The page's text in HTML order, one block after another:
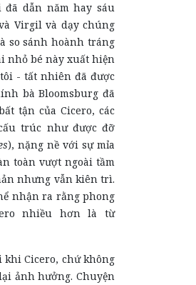
dẫn năm hay sáu
Virgil và dạy chúng
so sánh hoành tráng
nhỏ bé này xuất hiện
- tất nhiên đã được
bà Bloomsburg đã
tận của Cicero, các
trúc như được đỡ
), nặng nề với sự mỉa
toàn vượt ngoài tầm
nhưng vẫn kiên trì.
nhận ra rằng phong
nhiều hơn là từ
khi Cicero, chứ không
ảnh hưởng. Chuyện